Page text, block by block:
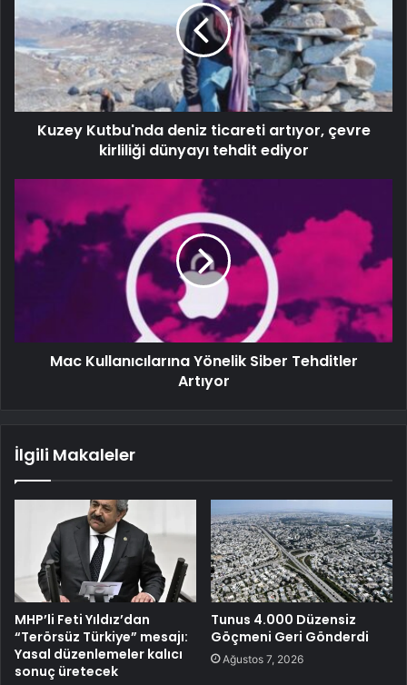
Kuzey Kutbu'nda deniz ticareti artıyor, çevre
kirliliği dünyayı tehdit ediyor
Mac Kullanıcılarına Yönelik Siber Tehditler
Artıyor
İlgili Makaleler
MHP’li Feti Yıldız’dan
“Terörsüz Türkiye” mesajı:
Yasal düzenlemeler kalıcı
sonuç üretecek
Tunus 4.000 Düzensiz
Göçmeni Geri Gönderdi
Ağustos 7, 2026